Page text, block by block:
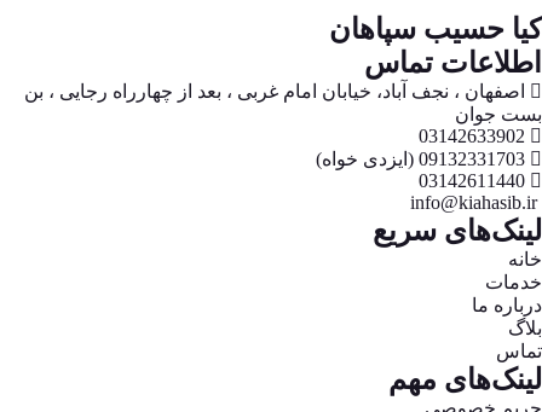
کیا حسیب سپاهان
اطلاعات تماس
اصفهان ، نجف آباد، خیابان امام غربی ، بعد از چهارراه رجایی ، بن
بست جوان
03142633902
09132331703 (ایزدی خواه)
03142611440
info@kiahasib.ir
لینک‌های سریع
خانه
خدمات
درباره ما
بلاگ
تماس
لینک‌های مهم
حریم خصوصی